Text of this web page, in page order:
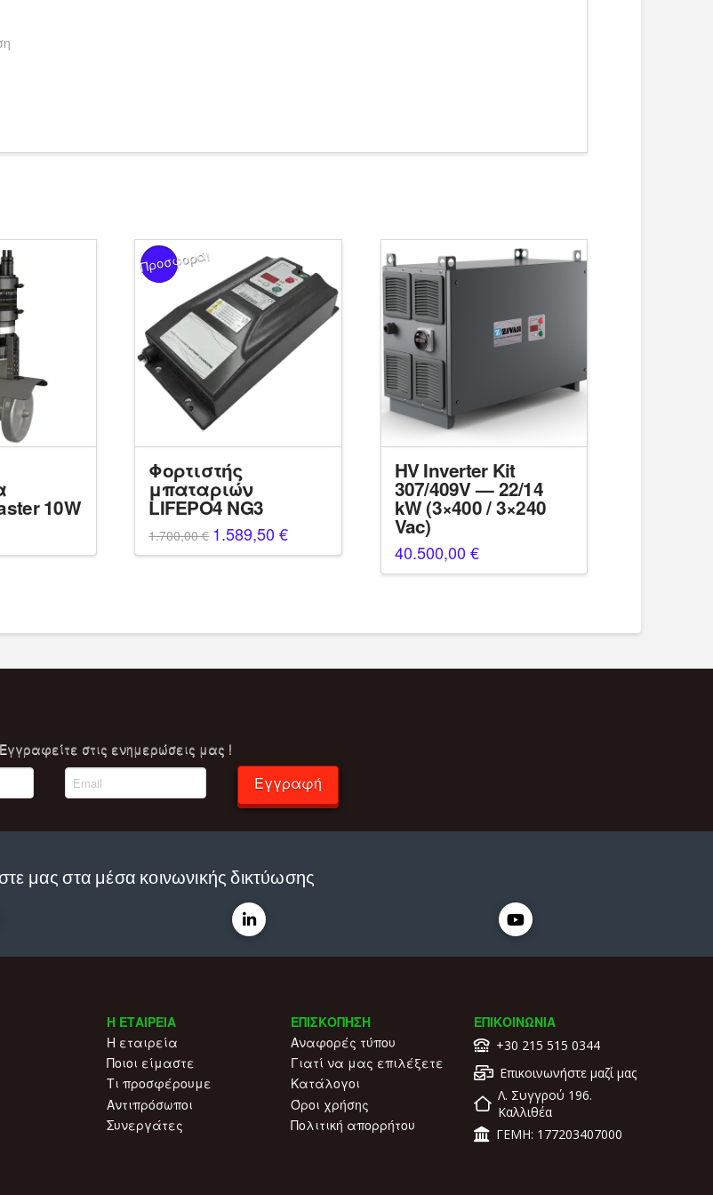
10W
Προσφορά!
Φορτιστής
μπαταριών
LIFEPO4 NG3
1.700,00€ Original
price
was:
1.589,50€Η
τρέχουσα
τιμή
HV Inverter Kit
307/409V — 22/14
kW (3×400 / 3×240
Vac)
40.500,00€
Eγγραφείτε στις ενημερώσεις μας !
Εγγραφή
μας στα μέσα κοινωνικής δικτύωσης
Η ΕΤΑΙΡΕΙΑ
Η εταιρεία
Ποιοι είμαστε
Τι προσφέρουμε
Αντιπρόσωποι
Συνεργάτες
ΕΠΙΣΚΟΠΗΣΗ
Αναφορές τύπου
Γιατί να μας επιλέξετε
Κατάλογοι
Όροι χρήσης
Πολιτική απορρήτου
ΕΠΙΚΟΙΝΩΝΙΑ
+30 215 515 0344
Επικοινωνήστε μαζί μας
Λ. Συγγρού 196.
Καλλιθέα
ΓΕΜΗ: 177203407000